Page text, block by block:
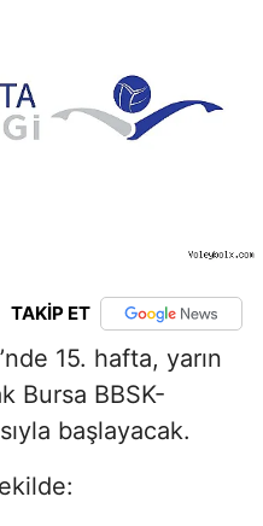
TAKİP ET
15. hafta, yarın
Bursa BBSK-
başlayacak.